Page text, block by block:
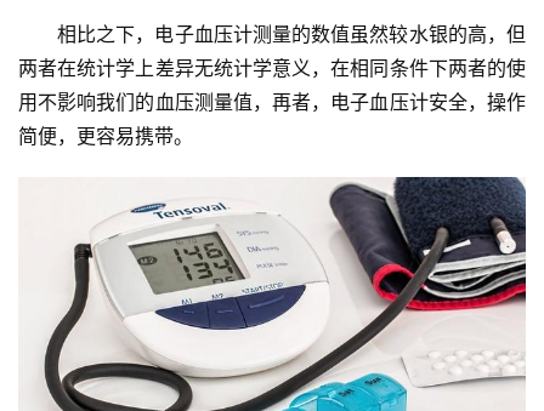
床
研
究
相比之下，电子血压计测量的数值虽然较水银的高，但
两者在统计学上差异无统计学意义，在相同条件下两者的使
用不影响我们的血压测量值，再者，电子血压计安全，操作
简便，更容易携带。